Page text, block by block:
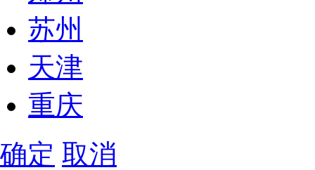
苏州
天津
重庆
确定 取消